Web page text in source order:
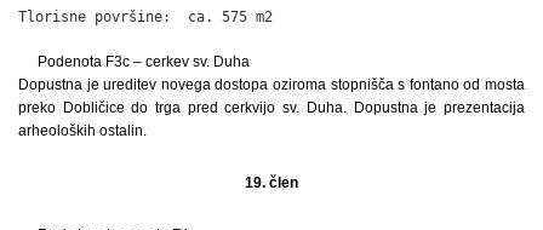
Tlorisne površine:  ca. 575 m2
Podenota F3c – cerkev sv. Duha
Dopustna je ureditev novega dostopa oziroma stopnišča s fontano od mosta
preko Dobličice do trga pred cerkvijo sv. Duha. Dopustna je prezentacija
arheoloških ostalin.
19. člen